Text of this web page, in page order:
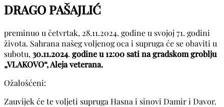
DRAGO PAŠAJLIĆ
preminuo u četvrtak, 28.11.2024. godine u svojoj 71. godini
života. Sahrana našeg voljenog oca i supruga će se obaviti u
subotu, 30.11.2024. godine u 12:00 sati na gradskom groblju
„VLAKOVO“, Aleja veterana.
Ožalošćeni:
Zauvijek će te voljeti supruga Hasna i sinovi Damir i Davor.